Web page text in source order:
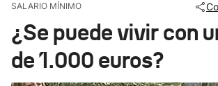
Ikusmiran
SALARIO MÍNIMO
¿Se puede vivir con
de 1.000 euros?